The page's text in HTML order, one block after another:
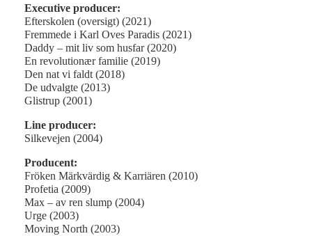
Executive producer:
Efterskolen (oversigt) (2021)
Fremmede i Karl Oves Paradis (2021)
Daddy – mit liv som husfar (2020)
En revolutionær familie (2019)
Den nat vi faldt (2018)
De udvalgte (2013)
Glistrup (2001)
Line producer:
Silkevejen (2004)
Producent:
Fröken Märkvärdig & Karriären (2010)
Profetia (2009)
Max – av ren slump (2004)
Urge (2003)
Moving North (2003)